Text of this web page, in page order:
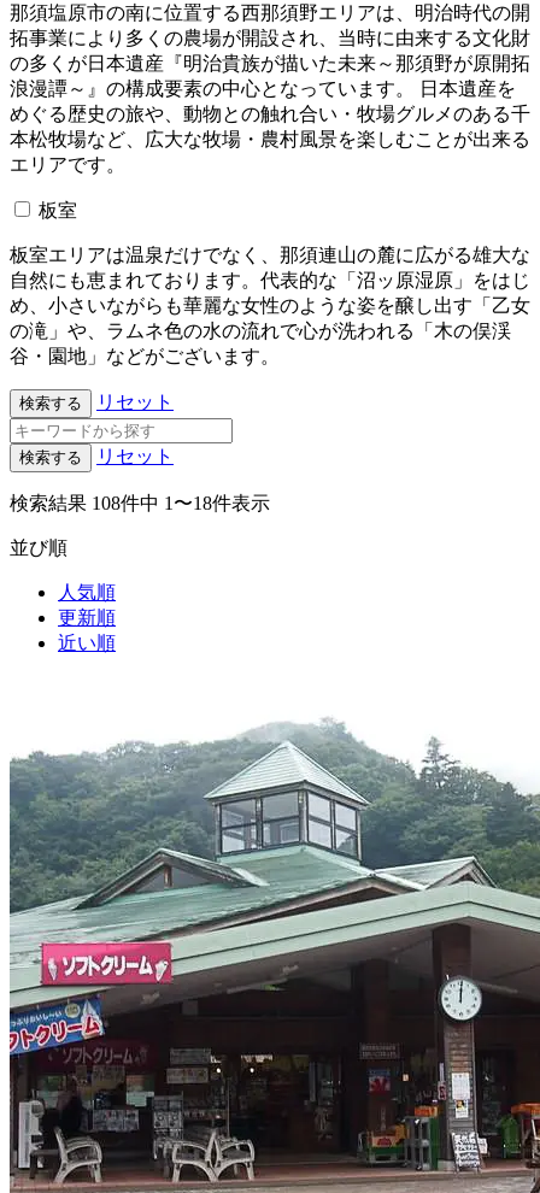
那須塩原市の南に位置する西那須野エリアは、明治時代の開
拓事業により多くの農場が開設され、当時に由来する文化財
の多くが日本遺産『明治貴族が描いた未来～那須野が原開拓
浪漫譚～』の構成要素の中心となっています。 日本遺産を
めぐる歴史の旅や、動物との触れ合い・牧場グルメのある千
本松牧場など、広大な牧場・農村風景を楽しむことが出来る
エリアです。
板室
板室エリアは温泉だけでなく、那須連山の麓に広がる雄大な
自然にも恵まれております。代表的な「沼ッ原湿原」をはじ
め、小さいながらも華麗な女性のような姿を醸し出す「乙女
の滝」や、ラムネ色の水の流れで心が洗われる「木の俣渓
谷・園地」などがございます。
検索する リセット
検索する リセット
検索結果 108件中 1〜18件表示
並び順
人気順
更新順
近い順